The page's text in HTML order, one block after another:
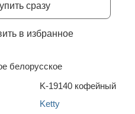
сразу
в избранное
белорусское
K-19140 кофейный
Ketty